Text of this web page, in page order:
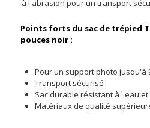
à l'abrasion pour un transport
Points forts du sac de trépied
pouces noir :
Pour un support photo jusqu'à
Transport sécurisé
Sac durable résistant à l'eau
Matériaux de qualité